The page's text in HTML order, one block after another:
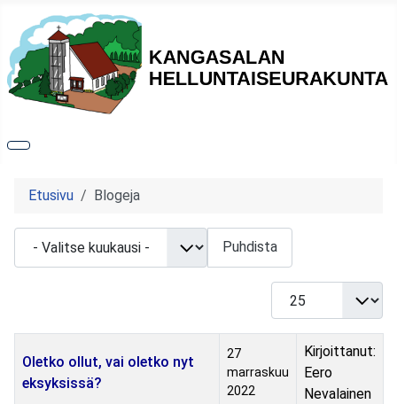
Etusivu Blogeja
Puhdista
Näyttö #
Kirjoittaja
Oletko ollut, vai oletko nyt
eksyksissä?
27
marraskuu
2022
Kirjoittanut:
Eero
Nevalainen